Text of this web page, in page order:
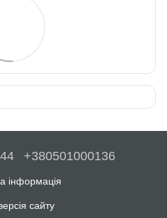
+380501000136
інформація
сайту